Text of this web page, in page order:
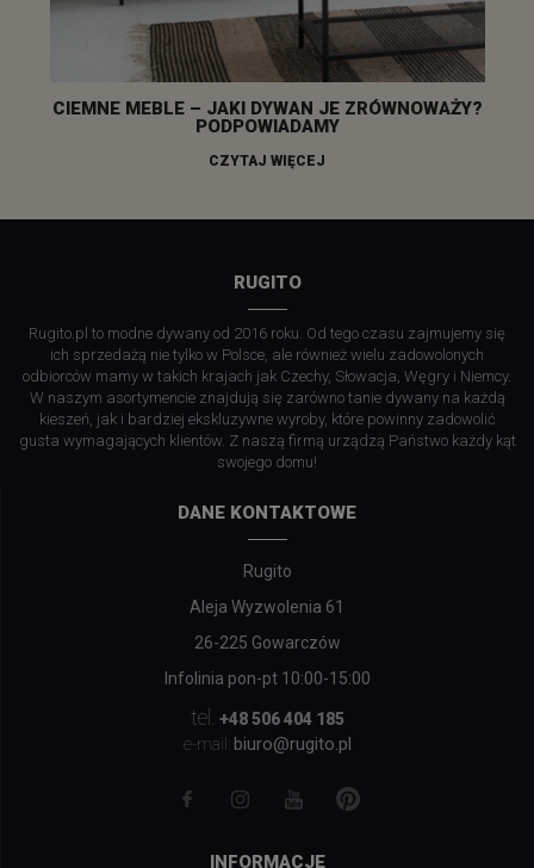
CIEMNE MEBLE – JAKI DYWAN JE ZRÓWNOWAŻY?
PODPOWIADAMY
CZYTAJ WIĘCEJ
RUGITO
Rugito.pl to modne dywany od 2016 roku. Od tego czasu zajmujemy się
ich sprzedażą nie tylko w Polsce, ale również wielu zadowolonych
odbiorców mamy w takich krajach jak Czechy, Słowacja, Węgry i Niemcy.
W naszym asortymencie znajdują się zarówno tanie dywany na każdą
kieszeń, jak i bardziej ekskluzywne wyroby, które powinny zadowolić
gusta wymagających klientów. Z naszą firmą urządzą Państwo każdy kąt
swojego domu!
DANE KONTAKTOWE
Rugito
Aleja Wyzwolenia 61
26-225 Gowarczów
Infolinia pon-pt 10:00-15:00
tel. +48 506 404 185
e-mail: biuro@rugito.pl
INFORMACJE